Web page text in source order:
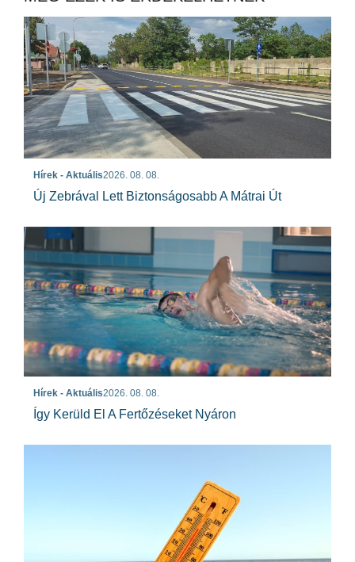
Hírek - Aktuális2026. 08. 08.
Új Zebrával Lett Biztonságosabb A Mátrai Út
Hírek - Aktuális2026. 08. 08.
Így Kerüld El A Fertőzéseket Nyáron